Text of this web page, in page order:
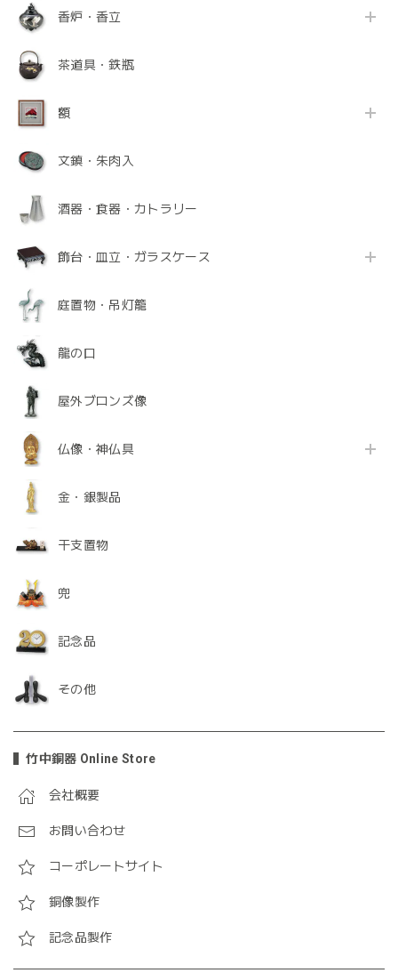
香炉・香立
茶道具・鉄瓶
額
文鎮・朱肉入
酒器・食器・カトラリー
飾台・皿立・ガラスケース
庭置物・吊灯籠
龍の口
屋外ブロンズ像
仏像・神仏具
金・銀製品
干支置物
兜
記念品
その他
竹中銅器 Online Store
会社概要
お問い合わせ
コーポレートサイト
銅像製作
記念品製作